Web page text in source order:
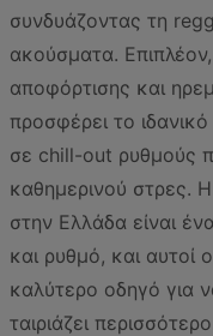
συνδυάζοντας τη
ακούσματα.
αποφόρτισης και
προσφέρει το
σε chill-out ρυθμούς
καθημερινού στρες.
στην Ελλάδα είναι
και ρυθμό, και αυτοί
καλύτερο οδηγό για
ταιριάζει